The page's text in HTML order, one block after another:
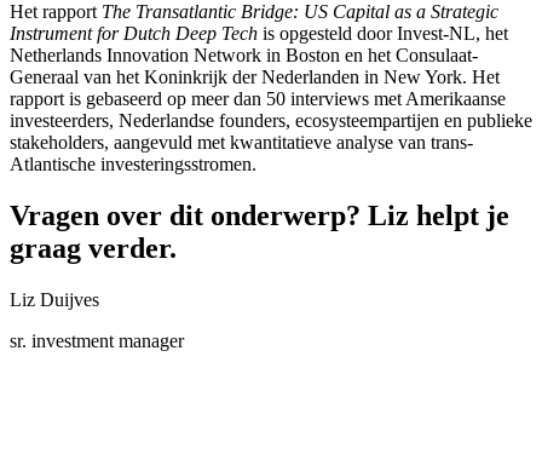
Het rapport The Transatlantic Bridge: US Capital as a Strategic
Instrument for Dutch Deep Tech is opgesteld door Invest-NL, het
Netherlands Innovation Network in Boston en het Consulaat-
Generaal van het Koninkrijk der Nederlanden in New York. Het
rapport is gebaseerd op meer dan 50 interviews met Amerikaanse
investeerders, Nederlandse founders, ecosysteempartijen en publieke
stakeholders, aangevuld met kwantitatieve analyse van trans-
Atlantische investeringsstromen.
Vragen over dit onderwerp? Liz helpt je
graag verder.
Liz Duijves
sr. investment manager